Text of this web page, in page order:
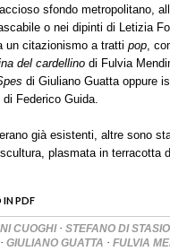
sfondo metropolitano,
o nei dipinti di Letizia
un citazionismo a tratti pop,
del cardellino di Fulvia
di Giuliano Guatta oppure
di Federico Guida.
già esistenti, altre sono
plasmata in terracotta
IN PDF
CUOGHI · STEFANO DI STASIO
· GIULIANO GUATTA · FULVIA